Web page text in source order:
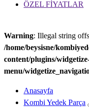
ÖZEL FİYATLAR
Warning: Illegal string
/home/beysisne/
content/plugins/
menu/
Anasayfa
Kombi Yedek Parça